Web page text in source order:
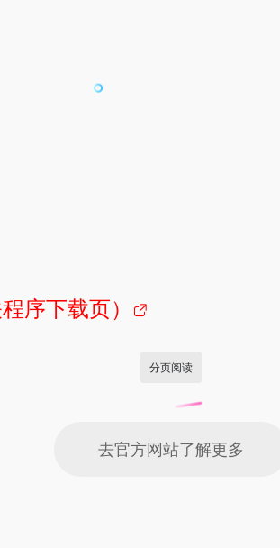
序下载页）
分页阅读
去官方网站了解更多